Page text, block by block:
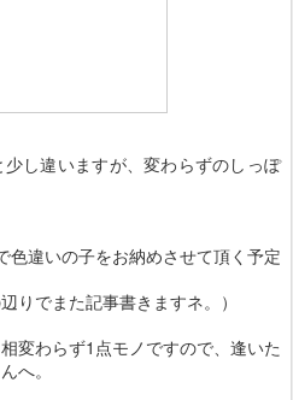
し違いますが、変わらずのしっぽ
色違いの子をお納めさせて頂く予定
りでまた記事書きますネ。）
変わらず1点モノですので、逢いた
へ。